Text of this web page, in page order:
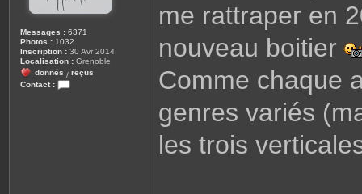
Messages : 6371
Photos : 1032
Inscription : 30 Avr 2014
Localisation : Grenoble
donnés / reçus
Contact :
me rattraper en
nouveau boitier
Comme chaque
genres variés
les trois